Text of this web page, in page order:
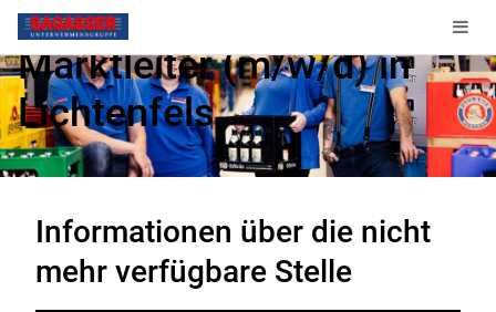
Marktleiter (m/w/d) in
Lichtenfels
Informationen über die nicht
mehr verfügbare Stelle